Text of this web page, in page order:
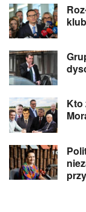
Kto